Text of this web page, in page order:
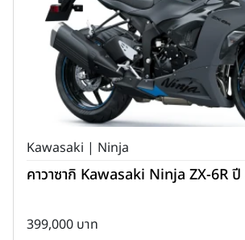
Kawasaki | Ninja
คาวาซากิ Kawasaki Ninja ZX-6R
399,000 บาท